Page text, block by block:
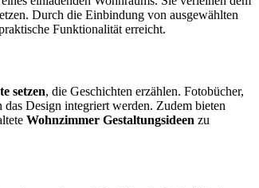
Durch die Einbindung von ausgewählten
Funktionalität erreicht.
setzen, die Geschichten erzählen. Fotobücher,
Design integriert werden. Zudem bieten
Wohnzimmer Gestaltungsideen zu